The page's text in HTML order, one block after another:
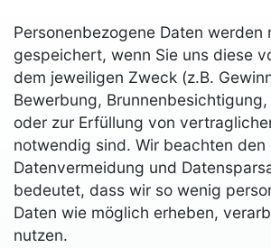
Personenbezogene Daten werden
gespeichert, wenn Sie uns diese
dem jeweiligen Zweck (z.B.
Bewerbung,
oder zur Erfüllung von
notwendig sind. Wir beachten den
Datenvermeidung und
bedeutet, dass wir so wenig
Daten wie möglich erheben,
nutzen.